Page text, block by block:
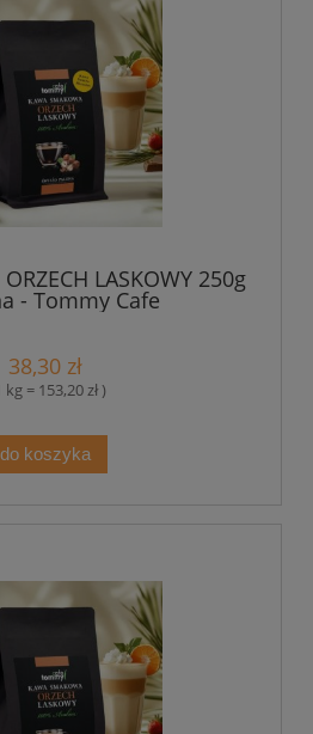
LASKOWY 250g
- Tommy Cafe
38,30 zł
kg = 153,20 zł )
do koszyka